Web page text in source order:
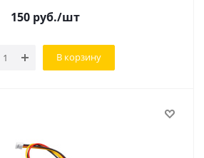
150руб./шт
В корзину